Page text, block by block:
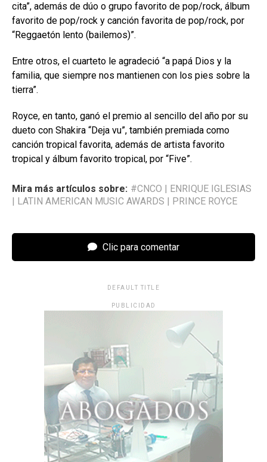
cita”, además de dúo o grupo favorito de pop/rock, álbum
favorito de pop/rock y canción favorita de pop/rock, por
“Reggaetón lento (bailemos)”.
Entre otros, el cuarteto le agradeció “a papá Dios y la
familia, que siempre nos mantienen con los pies sobre la
tierra”.
Royce, en tanto, ganó el premio al sencillo del año por su
dueto con Shakira “Deja vu”, también premiada como
canción tropical favorita, además de artista favorito
tropical y álbum favorito tropical, por “Five”.
Mira más artículos sobre: #CNCO | ENRIQUE IGLESIAS
| LATIN AMERICAN MUSIC AWARDS | PRINCE ROYCE
Clic para comentar
DEFAULT TITLE
PUBLICIDAD